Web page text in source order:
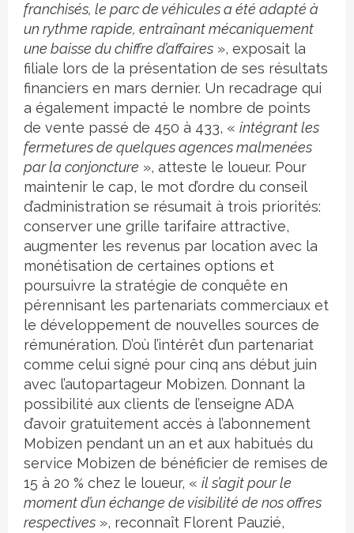
franchisés, le parc de véhicules a été adapté à
un rythme rapide, entraînant mécaniquement
une baisse du chiffre d’affaires », exposait la
filiale lors de la présentation de ses résultats
financiers en mars dernier. Un recadrage qui
a également impacté le nombre de points
de vente passé de 450 à 433, « intégrant les
fermetures de quelques agences malmenées
par la conjoncture », atteste le loueur. Pour
maintenir le cap, le mot d’ordre du conseil
d’administration se résumait à trois priorités:
conserver une grille tarifaire attractive,
augmenter les revenus par location avec la
monétisation de certaines options et
poursuivre la stratégie de conquête en
pérennisant les partenariats commerciaux et
le développement de nouvelles sources de
rémunération. D’où l’intérêt d’un partenariat
comme celui signé pour cinq ans début juin
avec l’autopartageur Mobizen. Donnant la
possibilité aux clients de l’enseigne ADA
d’avoir gratuitement accès à l’abonnement
Mobizen pendant un an et aux habitués du
service Mobizen de bénéficier de remises de
15 à 20 % chez le loueur, « il s’agit pour le
moment d’un échange de visibilité de nos offres
respectives », reconnaît Florent Pauzié,